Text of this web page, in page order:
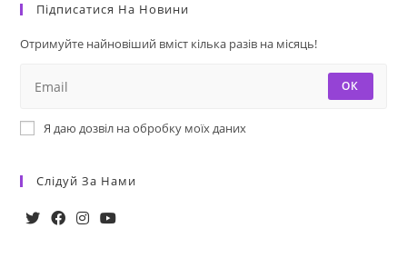
Підписатися На Новини
Отримуйте найновіший вміст кілька разів на місяць!
ОК
Я даю дозвіл на обробку моїх даних
Слідуй За Нами